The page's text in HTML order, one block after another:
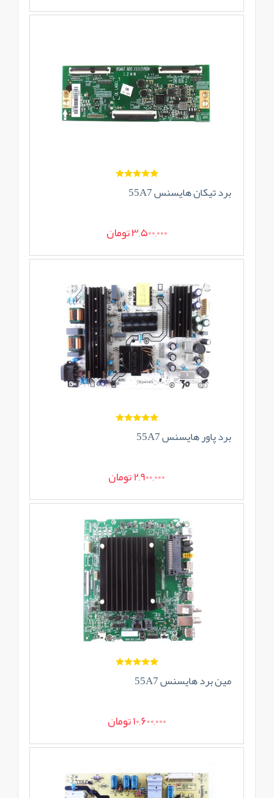
برد تیکان هایسنس 55A7
3,500,000 تومان
برد پاور هایسنس 55A7
2,900,000 تومان
مین برد هایسنس 55A7
10,600,000 تومان